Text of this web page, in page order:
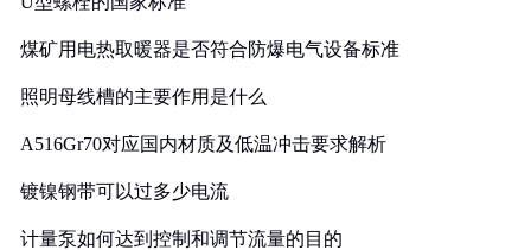
煤矿用电热取暖器是否符合防爆电气设备标准
照明母线槽的主要作用是什么
A516Gr70对应国内材质及低温冲击要求解析
镀镍钢带可以过多少电流
计量泵如何达到控制和调节流量的目的